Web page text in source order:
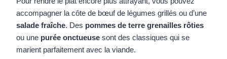
accompagner la côte de bœuf de légumes grillés ou d’une
salade fraîche. Des pommes de terre grenailles rôties
ou une purée onctueuse sont des classiques qui se
marient parfaitement avec la viande.